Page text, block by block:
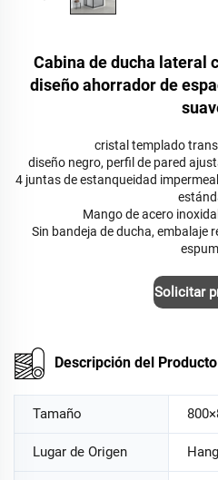
Cabina de ducha lateral
diseño ahorrador de
cristal templado
diseño negro, perfil de pared
4 juntas de estanqueidad
Mango de acero
Sin bandeja de ducha, embalaje
Solicitar
Descripción del Producto
Tamaño
Lugar de Origen